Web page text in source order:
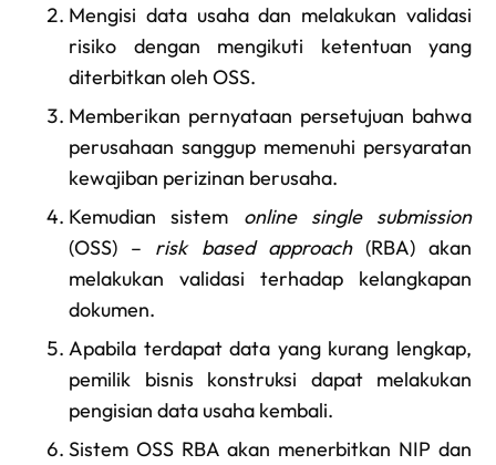
Mengisi data usaha dan melakukan validasi
risiko dengan mengikuti ketentuan yang
diterbitkan oleh OSS.
Memberikan pernyataan persetujuan bahwa
perusahaan sanggup memenuhi persyaratan
kewajiban perizinan berusaha.
Kemudian sistem online single submission
(OSS) – risk based approach (RBA) akan
melakukan validasi terhadap kelangkapan
dokumen.
Apabila terdapat data yang kurang lengkap,
pemilik bisnis konstruksi dapat melakukan
pengisian data usaha kembali.
Sistem OSS RBA akan menerbitkan NIP dan